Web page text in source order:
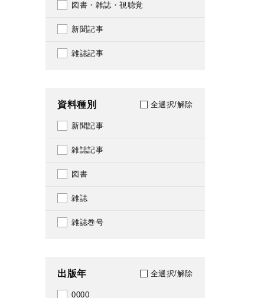
図書・雑誌・視聴覚
新聞記事
雑誌記事
資料種別 全選択/解除
新聞記事
雑誌記事
図書
雑誌
雑誌巻号
出版年 全選択/解除
0000